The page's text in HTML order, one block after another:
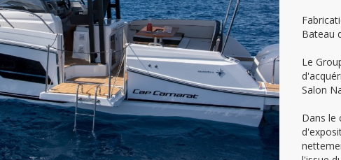
Bateau
Le
Salon
Dans le